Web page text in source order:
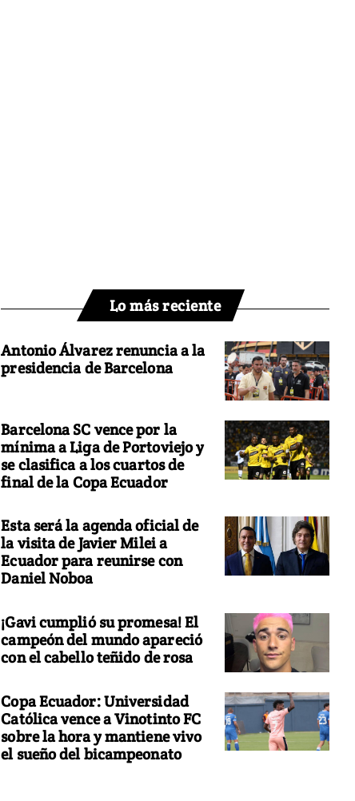
Lo más reciente
Antonio Álvarez renuncia a la
presidencia de Barcelona
Barcelona SC vence por la
mínima a Liga de Portoviejo y
se clasifica a los cuartos de
final de la Copa Ecuador
Esta será la agenda oficial de
la visita de Javier Milei a
Ecuador para reunirse con
Daniel Noboa
¡Gavi cumplió su promesa! El
campeón del mundo apareció
con el cabello teñido de rosa
Copa Ecuador: Universidad
Católica vence a Vinotinto FC
sobre la hora y mantiene vivo
el sueño del bicampeonato